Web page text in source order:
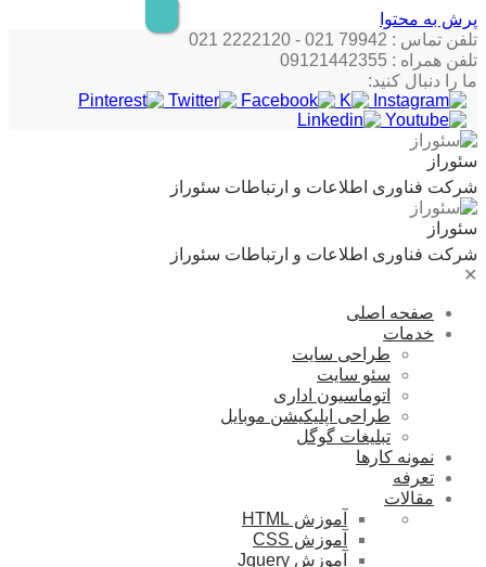
پرش به محتوا
تلفن تماس : 79942 021 - 2222120 021
تلفن همراه : 09121442355
ما را دنبال کنید:
سئوراز
شرکت فناوری اطلاعات و ارتباطات سئوراز
سئوراز
شرکت فناوری اطلاعات و ارتباطات سئوراز
✕
صفحه اصلی
خدمات
طراحی سایت
سئو سایت
اتوماسیون اداری
طراحی اپلیکیشن موبایل
تبلیغات گوگل
نمونه کارها
تعرفه
مقالات
آموزش HTML
آموزش CSS
آموزش Jquery